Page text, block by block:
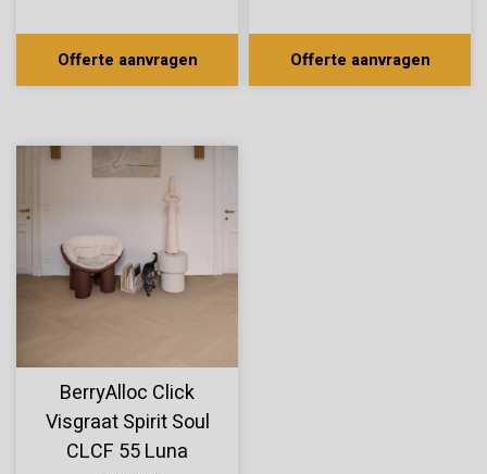
Offerte aanvragen Offerte aanvragen
BerryAlloc Click
Visgraat Spirit Soul
CLCF 55 Luna